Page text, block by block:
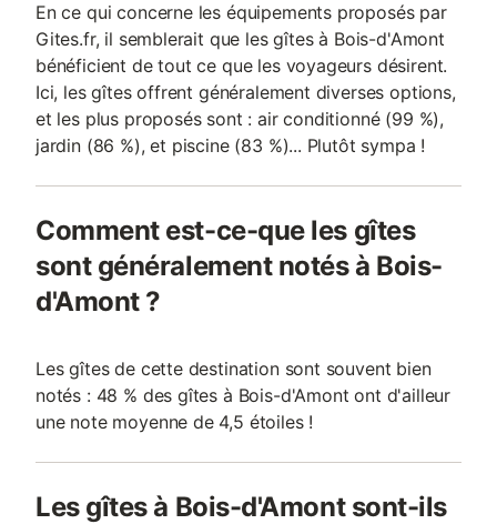
En ce qui concerne les équipements proposés par
Gites.fr, il semblerait que les gîtes à Bois-d'Amont
bénéficient de tout ce que les voyageurs désirent.
Ici, les gîtes offrent généralement diverses options,
et les plus proposés sont : air conditionné (99 %),
jardin (86 %), et piscine (83 %)... Plutôt sympa !
Comment est-ce-que les gîtes
sont généralement notés à Bois-
d'Amont ?
Les gîtes de cette destination sont souvent bien
notés : 48 % des gîtes à Bois-d'Amont ont d'ailleur
une note moyenne de 4,5 étoiles !
Les gîtes à Bois-d'Amont sont-ils